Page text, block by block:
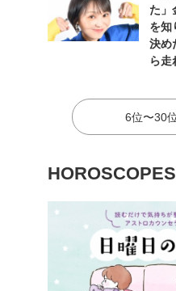
た」
を知
決め
ら走
6位〜30
HOROSCOPES